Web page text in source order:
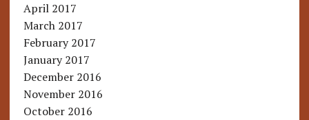
April 2017
March 2017
February 2017
January 2017
December 2016
November 2016
October 2016